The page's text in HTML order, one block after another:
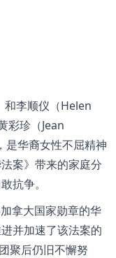
李顺仪（Helen
彩珍（Jean
华裔女性不屈精神
案》带来的家庭分
抗争。
拿大国家勋章的华
并加速了该法案的
聚后仍旧不懈努